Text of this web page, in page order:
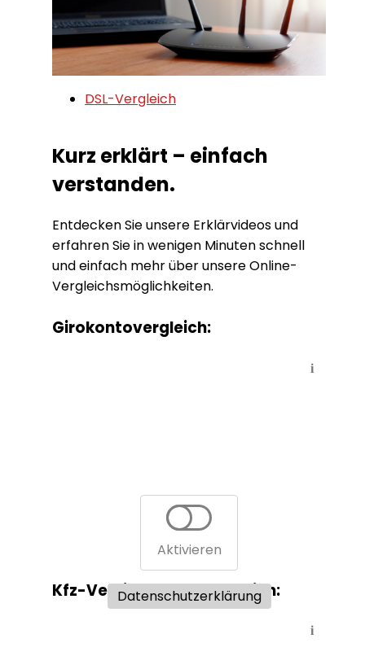
DSL-Vergleich
Kurz erklärt – einfach
verstanden.
Entdecken Sie unsere Erklärvideos und
erfahren Sie in wenigen Minuten schnell
und einfach mehr über unsere Online-
Vergleichsmöglichkeiten.
Girokontovergleich:
i
Aktivieren
Datenschutzerklärung
Kfz-Versicherungsvergleich:
i